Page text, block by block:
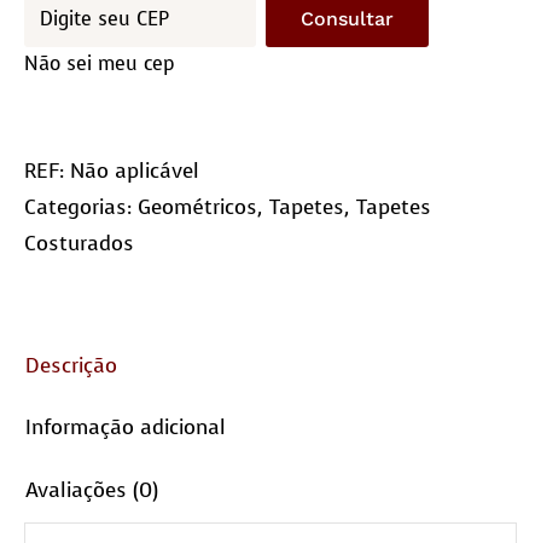
Consultar
Não sei meu cep
REF: Não aplicável
Categorias: Geométricos, Tapetes, Tapetes
Costurados
Descrição
Informação adicional
Avaliações (0)